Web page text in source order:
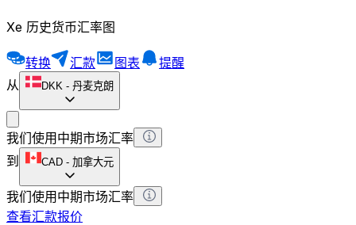
Xe 历史货币汇率图
转换 汇款 图表
提醒
从
DKK - 丹麦克朗
我们使用中期市场汇率
到
CAD - 加拿大元
我们使用中期市场汇率
查看汇款报价